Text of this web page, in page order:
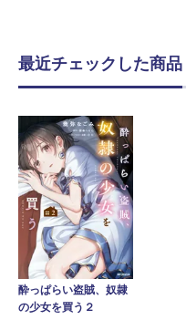
最近チェックした商品
酔っぱらい盗賊、奴隷
の少女を買う２